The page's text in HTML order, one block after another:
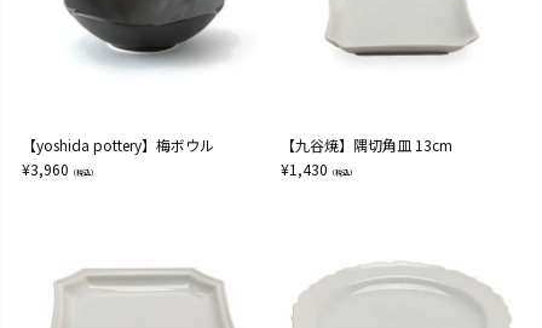
【yoshida pottery】梅ボウル
¥3,960 （税込）
【九谷焼】隅切角皿 13cm
¥1,430 （税込）